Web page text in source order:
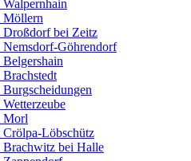
Möllern
bei Zeitz
Göhrendorf
Morl
Löbschütz
bei Halle